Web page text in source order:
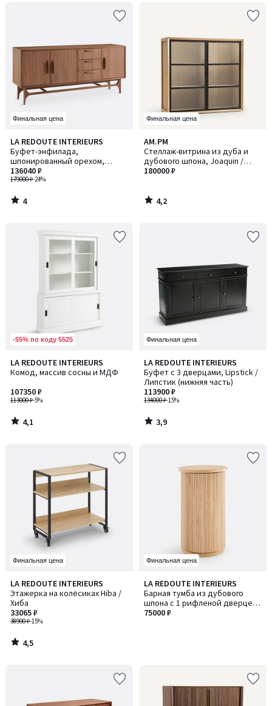
Финальная цена
LA REDOUTE INTERIEURS
Буфет-энфилада,
шпонированный орехом,
Larsen / Ларсен
179000 ₽-24%
136040 ₽
4
/
5
4
/
Финальная цена
AM.PM
Стеллаж-витрина из дуба и
дубового шпона, Joaquin /
Хоакин
180000 ₽
4,2
/ 5
4,2
/
-55% по коду 5525
LA REDOUTE INTERIEURS
Комод, массив сосны и МДФ
113000 ₽-5%
107350 ₽
4,1
/ 5
4,1
/
Финальная цена
LA REDOUTE INTERIEURS
Буфет с 3 дверцами, Lipstick /
Липстик (нижняя часть)
134000 ₽-15%
113900 ₽
3,9
/ 5
3,9
/
Финальная цена
LA REDOUTE INTERIEURS
Этажерка на колёсиках Hiba /
Хиба
38900 ₽-15%
33065 ₽
4,5
/ 5
4,5
/
Финальная цена
LA REDOUTE INTERIEURS
Барная тумба из дубового
шпона с 1 рифленой дверцей,
GENNA / ДЖЕННА
75000 ₽